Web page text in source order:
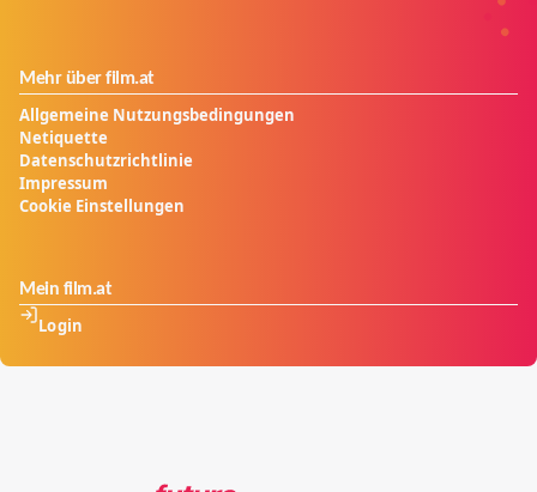
Mehr über film.at
Allgemeine Nutzungsbedingungen
Netiquette
Datenschutzrichtlinie
Impressum
Cookie Einstellungen
Mein film.at
Login